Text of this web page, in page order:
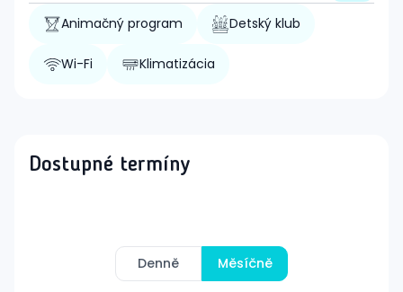
Animačný program Detský klub
Wi-Fi Klimatizácia
Dostupné termíny
Denně Měsíčně